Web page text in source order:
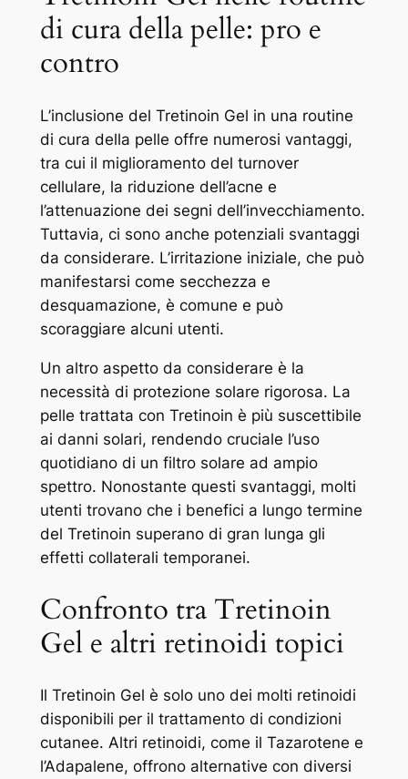
di cura della pelle: pro e
contro
L’inclusione del Tretinoin Gel in una routine
di cura della pelle offre numerosi vantaggi,
tra cui il miglioramento del turnover
cellulare, la riduzione dell’acne e
l’attenuazione dei segni dell’invecchiamento.
Tuttavia, ci sono anche potenziali svantaggi
da considerare. L’irritazione iniziale, che può
manifestarsi come secchezza e
desquamazione, è comune e può
scoraggiare alcuni utenti.
Un altro aspetto da considerare è la
necessità di protezione solare rigorosa. La
pelle trattata con Tretinoin è più suscettibile
ai danni solari, rendendo cruciale l’uso
quotidiano di un filtro solare ad ampio
spettro. Nonostante questi svantaggi, molti
utenti trovano che i benefici a lungo termine
del Tretinoin superano di gran lunga gli
effetti collaterali temporanei.
Confronto tra Tretinoin
Gel e altri retinoidi topici
Il Tretinoin Gel è solo uno dei molti retinoidi
disponibili per il trattamento di condizioni
cutanee. Altri retinoidi, come il Tazarotene e
l’Adapalene, offrono alternative con diversi